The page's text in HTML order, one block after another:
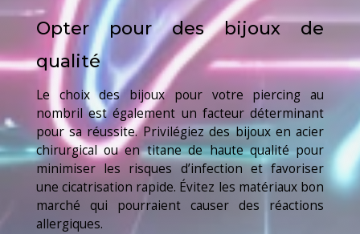
Opter pour des bijoux de
qualité
Le choix des bijoux pour votre piercing au
nombril est également un facteur déterminant
pour sa réussite. Privilégiez des bijoux en acier
chirurgical ou en titane de haute qualité pour
minimiser les risques d’infection et favoriser
une cicatrisation rapide. Évitez les matériaux bon
marché qui pourraient causer des réactions
allergiques.